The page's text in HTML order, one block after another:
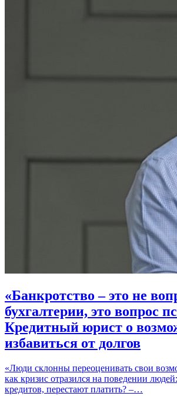
«Банкротство – это не
бухгалтерии, это вопрос
Кредитный юрист о
избавиться от долгов
«Люди склонны переоценивать свои
как кризис отразился на поведении
кредитов, перестают платить? –…